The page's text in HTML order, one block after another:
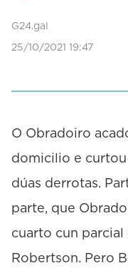
d
o
s
o
d
G24.gal
25/10/2021 19:47
O Obradoiro
domicilio e
dúas derrotas.
parte, que
cuarto cun
Robertson. Pero